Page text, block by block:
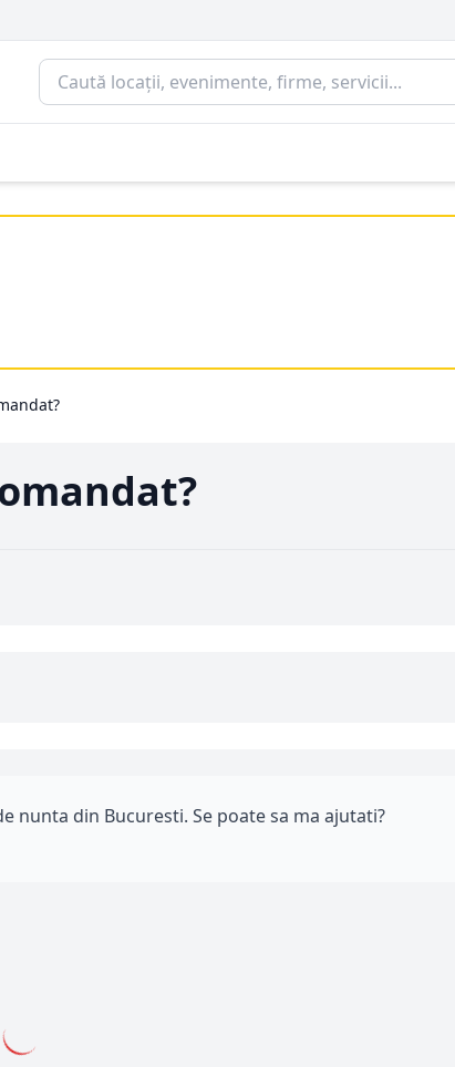
nunta din Bucuresti. Se poate sa ma ajutati?